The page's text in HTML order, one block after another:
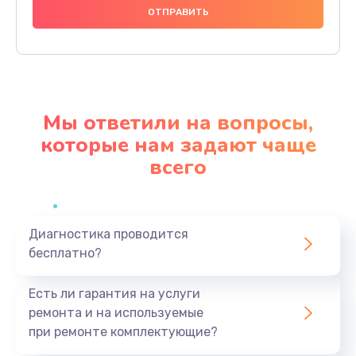
280 руб.
Заказать
Замена или ремонт пароблока
Замена трубок кофемашины
Заказать
Мы ответили на вопросы,
которые нам задают чаще
всего
Диагностика проводится
бесплатно?
Есть ли гарантия на услуги
ремонта и на используемые
при ремонте комплектующие?